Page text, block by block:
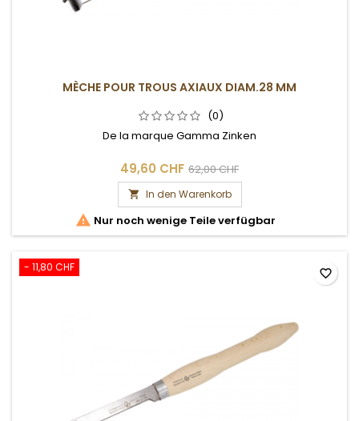
MÈCHE POUR TROUS AXIAUX DIAM.28 MM
(0)
De la marque Gamma Zinken
49,60 CHF 62,00 CHF
 In den Warenkorb
 Nur noch wenige Teile verfügbar
- 11,80 CHF favorite_border